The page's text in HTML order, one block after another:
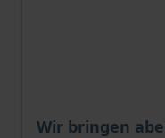
Wir bringen